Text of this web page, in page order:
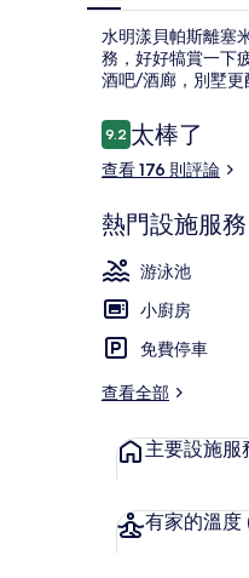
水明漾貝帕斯離塞
務，好好犒賞一下
酒吧/酒廊，別墅更
評
論
9.29.2 分，滿分 10 分，
太棒了
查看 176 則評論
熱門設施服務
游泳池
小廚房
免費停車
查看全部
主要設施服
有家的溫度